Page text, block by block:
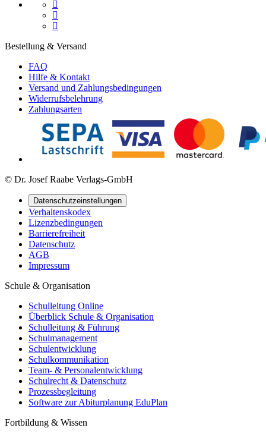



Bestellung & Versand
FAQ
Hilfe & Kontakt
Versand und Zahlungsbedingungen
Widerrufsbelehrung
Zahlungsarten
© Dr. Josef Raabe Verlags-GmbH
Datenschutzeinstellungen
Verhaltenskodex
Lizenzbedingungen
Barrierefreiheit
Datenschutz
AGB
Impressum
Schule & Organisation
Schulleitung Online
Überblick Schule & Organisation
Schulleitung & Führung
Schulmanagement
Schulentwicklung
Schulkommunikation
Team- & Personalentwicklung
Schulrecht & Datenschutz
Prozessbegleitung
Software zur Abiturplanung EduPlan
Fortbildung & Wissen